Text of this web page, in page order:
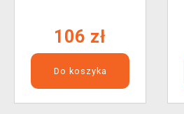
106 zł
Do koszyka